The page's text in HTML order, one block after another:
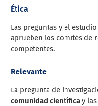
Ética
Las preguntas y el
aprueben los comités de
competentes.
Relevante
La pregunta de
comunidad científica y